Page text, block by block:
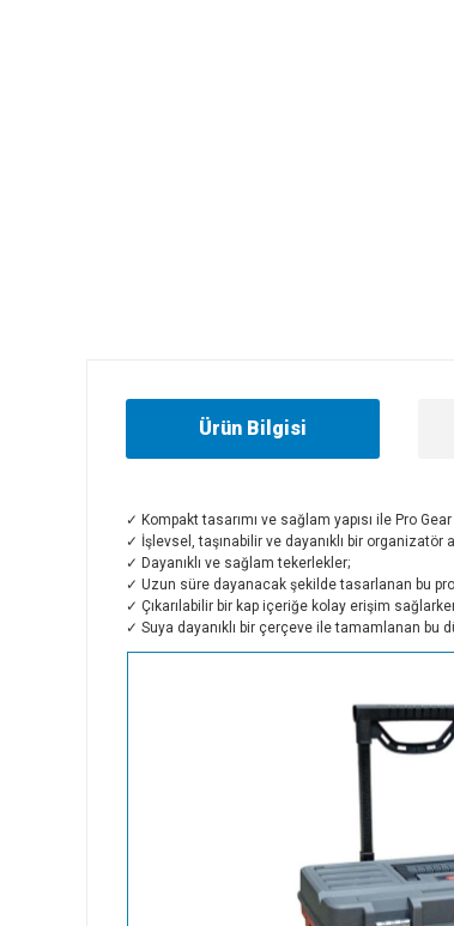
Ürün Bilgisi
✓ Kompakt tasarımı ve sağlam yapısı ile Pro
✓ İşlevsel, taşınabilir ve dayanıklı bir
✓ Dayanıklı ve sağlam tekerlekler;
✓ Uzun süre dayanacak şekilde tasarlanan bu
✓ Çıkarılabilir bir kap içeriğe kolay erişim
✓ Suya dayanıklı bir çerçeve ile tamamlanan bu